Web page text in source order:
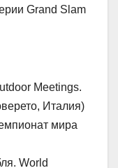
Grand Slam
Meetings.
Италия)
мира
World